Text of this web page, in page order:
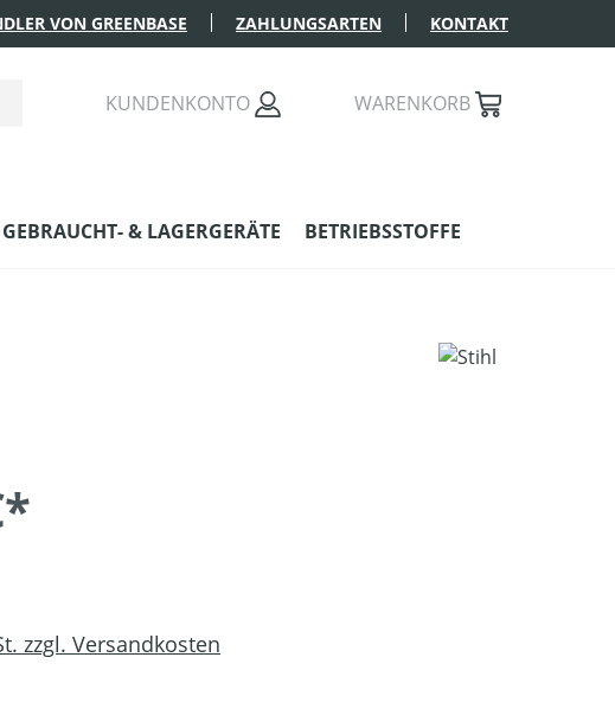
VON GREENBASE ZAHLUNGSARTEN KONTAKT
KUNDENKONTO WARENKORB
GEBRAUCHT- & LAGERGERÄTE BETRIEBSSTOFFE
zzgl. Versandkosten